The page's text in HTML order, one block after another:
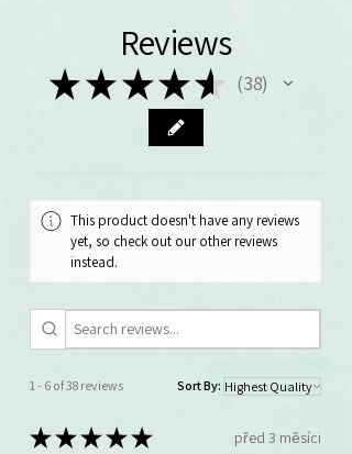
Reviews
★ ★★★★ 38
38
This product doesn't have any reviews
yet, so check out our other reviews
instead.
1 - 6 of 38 reviews Sort By:
★★★★★ před 3 měsíci